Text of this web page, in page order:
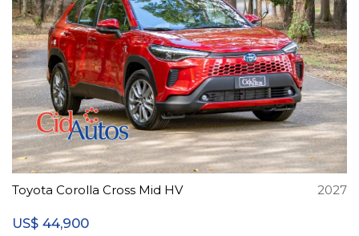
Toyota Corolla Cross Mid HV 2027
US$ 44,900